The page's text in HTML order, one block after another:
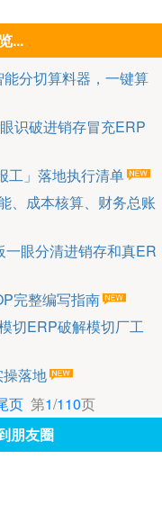
...
分切算料器，一键算
识破进销存冒充ERP
工」落地执行清单
、成本核算、财务总账
一眼分清进销存和真ER
完整编写指南
切ERP破解模切厂工
落地
页第1/110页
朋友圈